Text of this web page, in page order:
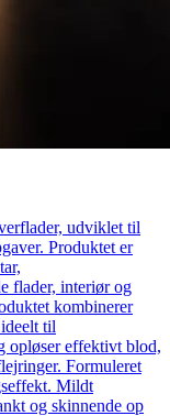
udviklet til
Produktet er
flader, interiør og
kombinerer
til
opløser effektivt blod,
Formuleret
Mildt
og skinnende op